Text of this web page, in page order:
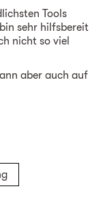
Tools
sehr hilfsbereit
nicht so viel
aber auch auf